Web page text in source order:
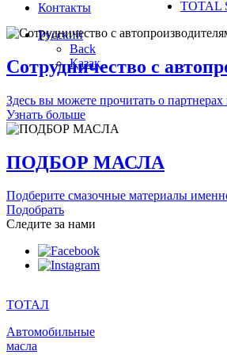
Контакты
Русский
Back
Қазақ
TOTAL
Сотрудничество с
Здесь вы можете прочитать о
Узнать больше
ПОДБОР МАСЛА
Подберите смазочные материалы
Подобрать
Следите за нами
ТОТАЛ
Автомобильные
масла